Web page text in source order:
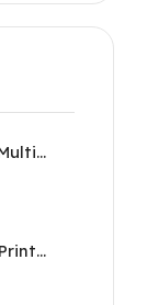
Xerox Versalink B605 Multifunction Printer
Xerox Versalink B600 Printer